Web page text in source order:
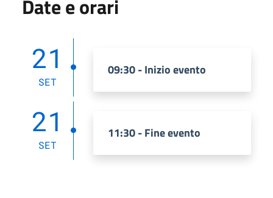
Date e orari
21
SET
09:30 - Inizio evento
21
SET
11:30 - Fine evento